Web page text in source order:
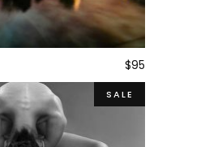
TO CART $95
SALE